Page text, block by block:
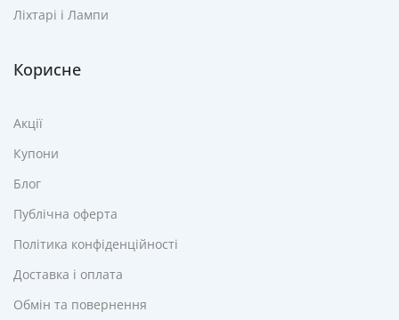
Ліхтарі і Лампи
Корисне
Акції
Купони
Блог
Публічна оферта
Політика конфіденційності
Доставка і оплата
Обмін та повернення